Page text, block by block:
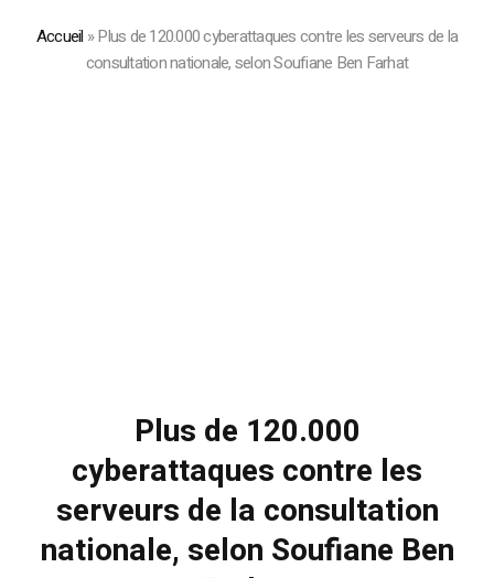
Accueil »Plus de 120.000 cyberattaques contre les serveurs de la
consultation nationale, selon Soufiane Ben Farhat
Plus de 120.000
cyberattaques contre les
serveurs de la consultation
nationale, selon Soufiane Ben